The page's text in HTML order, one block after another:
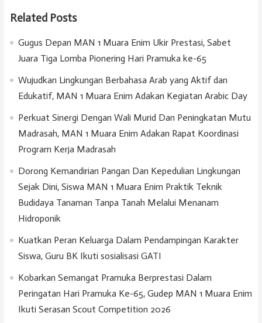
Related Posts
Gugus Depan MAN 1 Muara Enim Ukir Prestasi, Sabet
Juara Tiga Lomba Pionering Hari Pramuka ke-65
Wujudkan Lingkungan Berbahasa Arab yang Aktif dan
Edukatif, MAN 1 Muara Enim Adakan Kegiatan Arabic Day
Perkuat Sinergi Dengan Wali Murid Dan Peningkatan Mutu
Madrasah, MAN 1 Muara Enim Adakan Rapat Koordinasi
Program Kerja Madrasah
Dorong Kemandirian Pangan Dan Kepedulian Lingkungan
Sejak Dini, Siswa MAN 1 Muara Enim Praktik Teknik
Budidaya Tanaman Tanpa Tanah Melalui Menanam
Hidroponik
Kuatkan Peran Keluarga Dalam Pendampingan Karakter
Siswa, Guru BK Ikuti sosialisasi GATI
Kobarkan Semangat Pramuka Berprestasi Dalam
Peringatan Hari Pramuka Ke-65, Gudep MAN 1 Muara Enim
Ikuti Serasan Scout Competition 2026